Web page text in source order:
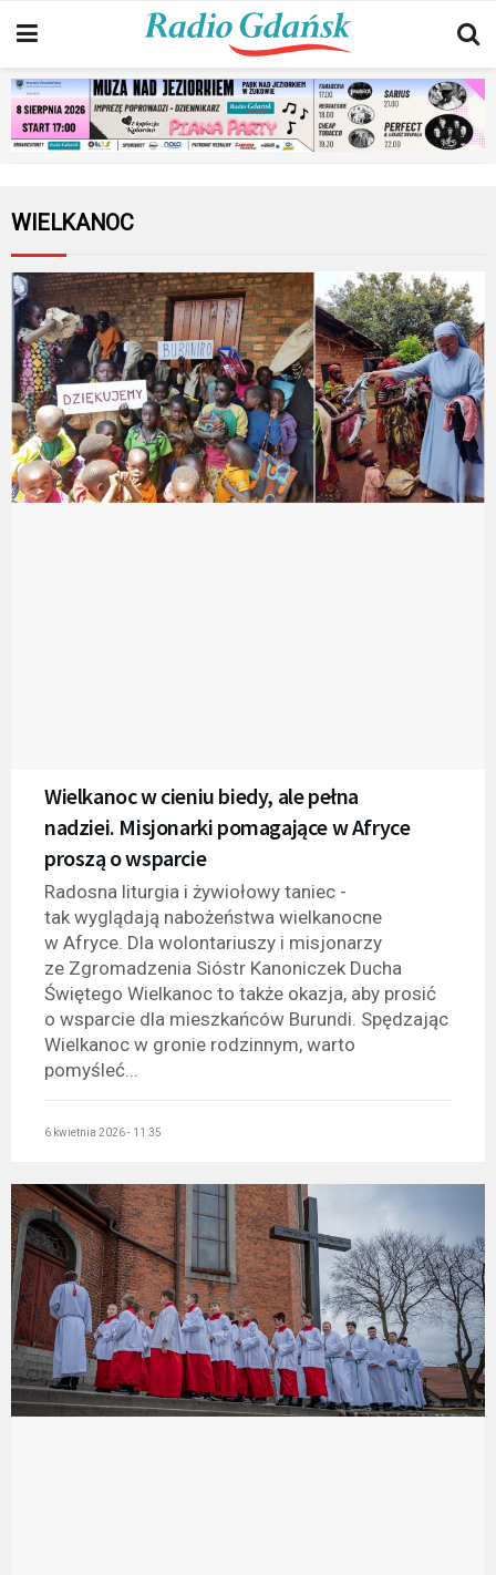
WIELKANOC
Wielkanoc w cieniu biedy, ale pełna
nadziei. Misjonarki pomagające w Afryce
proszą o wsparcie
Radosna liturgia i żywiołowy taniec -
tak wyglądają nabożeństwa wielkanocne
w Afryce. Dla wolontariuszy i misjonarzy
ze Zgromadzenia Sióstr Kanoniczek Ducha
Świętego Wielkanoc to także okazja, aby prosić
o wsparcie dla mieszkańców Burundi. Spędzając
Wielkanoc w gronie rodzinnym, warto
pomyśleć...
6 kwietnia 2026 - 11:35